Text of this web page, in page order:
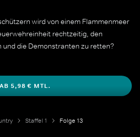
wird von einem Flammenmeer
rechtzeitig, den
und die Demonstranten zu retten?
AB 5,98 € MTL.
Staffel 1 Folge 13